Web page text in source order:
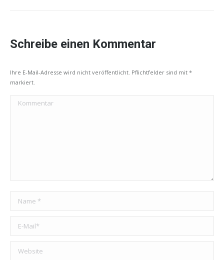
Schreibe einen Kommentar
Ihre E-Mail-Adresse wird nicht veröffentlicht. Pflichtfelder sind mit *
markiert.
Kommentar